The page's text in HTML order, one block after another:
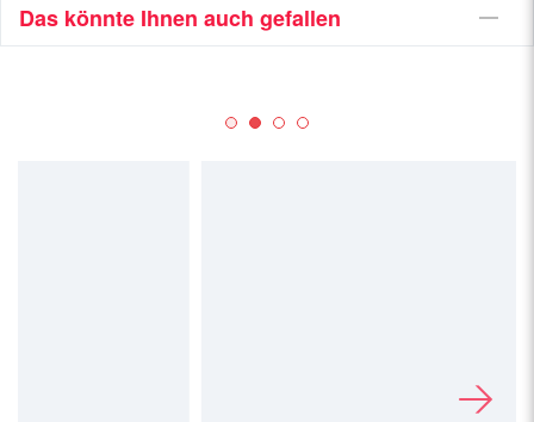
Das könnte Ihnen auch gefallen